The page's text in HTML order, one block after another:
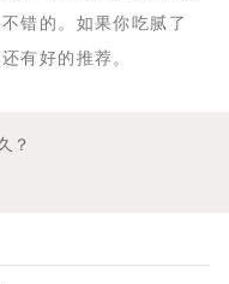
错的。如果你吃腻了
有好的推荐。
？